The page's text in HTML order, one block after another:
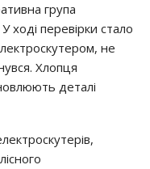
група
ході перевірки стало
не
Хлопця
деталі